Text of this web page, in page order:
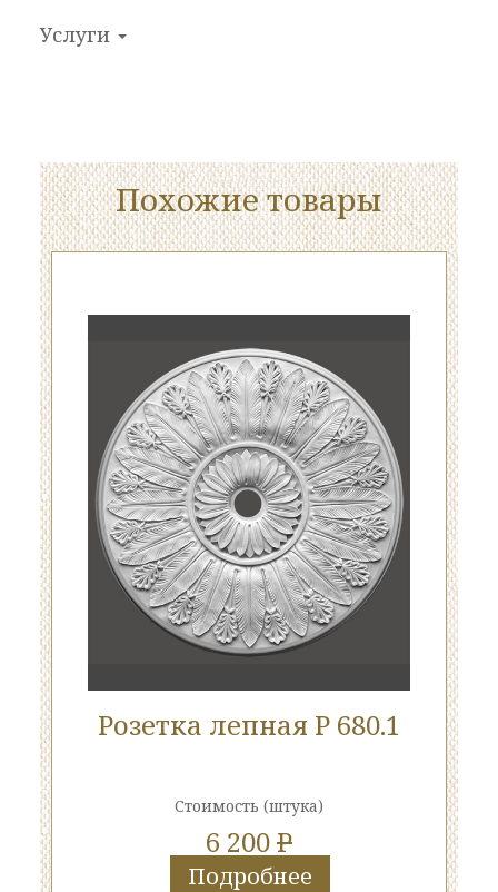
Услуги
Похожие товары
Розетка лепная Р 680.1
Стоимость (штука)
6 200P
Подробнее